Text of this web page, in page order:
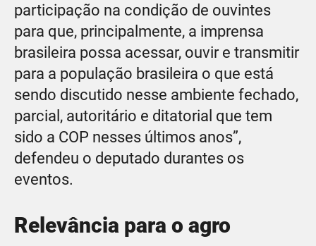
participação na condição de ouvintes
para que, principalmente, a imprensa
brasileira possa acessar, ouvir e transmitir
para a população brasileira o que está
sendo discutido nesse ambiente fechado,
parcial, autoritário e ditatorial que tem
sido a COP nesses últimos anos”,
defendeu o deputado durantes os
eventos.
Relevância para o agro